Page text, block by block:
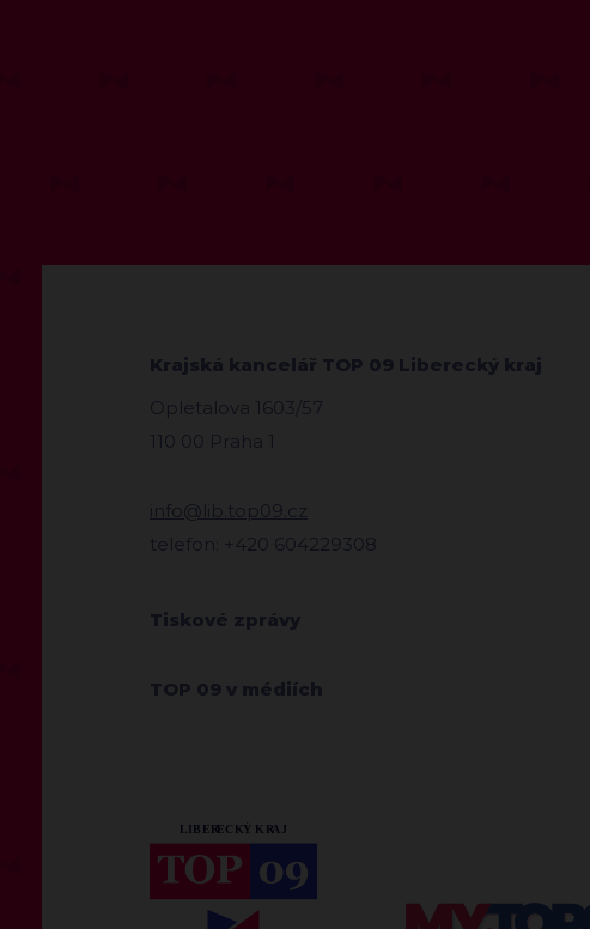
Krajská kancelář TOP 09 Liberecký kraj
Opletalova 1603/57
110 00 Praha 1
info@lib.top09.cz
telefon: +420 604229308
Tiskové zprávy
TOP 09 v médiích